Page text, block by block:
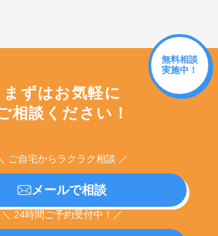
無料相談
実施中！
まずはお気軽に
相談ください！
ご自宅からラクラク相談 ／
メールで相談
＼ 24時間ご予約受付中！／